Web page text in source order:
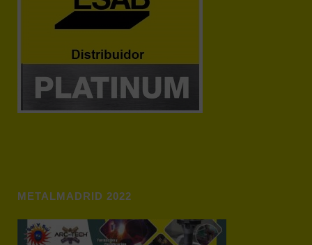
METALMADRID 2022